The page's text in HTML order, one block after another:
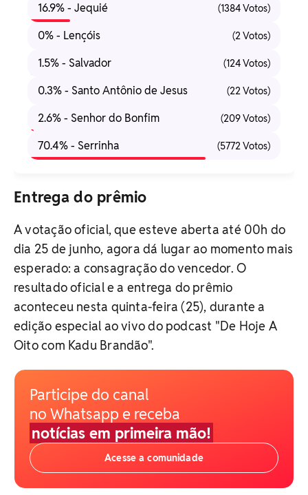
16.9% - Jequié (1384 Votos)
0% - Lençóis (2 Votos)
1.5% - Salvador (124 Votos)
0.3% - Santo Antônio de Jesus (22 Votos)
2.6% - Senhor do Bonfim (209 Votos)
70.4% - Serrinha (5772 Votos)
Entrega do prêmio
A votação oficial, que esteve aberta até 00h do
dia 25 de junho, agora dá lugar ao momento mais
esperado: a consagração do vencedor. O
resultado oficial e a entrega do prêmio
aconteceu nesta quinta-feira (25), durante a
edição especial ao vivo do podcast "De Hoje A
Oito com Kadu Brandão".
Participe do canal
no Whatsapp e receba
notícias em primeira mão!
Acesse a comunidade